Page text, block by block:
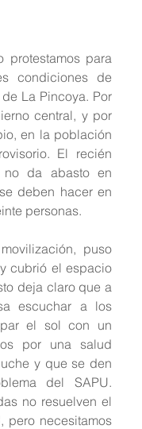
condiciones de
La Pincoya. Por
central, y por
en la población
El recién
no da abasto en
deben hacer en
personas.
puso
cubrió el espacio
deja claro que a
escuchar a los
el sol con un
por una salud
y que se den
del SAPU.
no resuelven el
pero necesitamos